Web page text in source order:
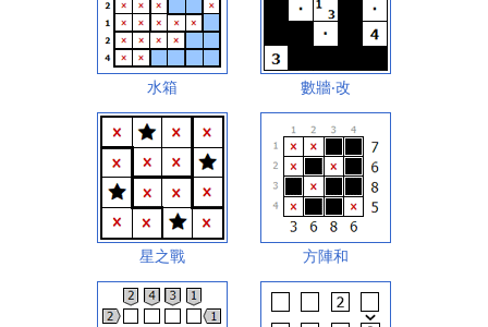
水箱 數牆‧改
星之戰 方陣和